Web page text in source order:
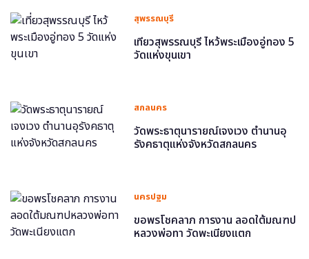
สุพรรณบุรี
เที่ยวสุพรรณบุรี ไหว้พระเมืองอู่ทอง 5
วัดแห่งขุนเขา
สกลนคร
วัดพระธาตุนารายณ์เจงเวง ตำนานอุ
รังคธาตุแห่งจังหวัดสกลนคร
นครปฐม
ขอพรโชคลาภ การงาน ลอดใต้มณฑป
หลวงพ่อทา วัดพะเนียงแตก